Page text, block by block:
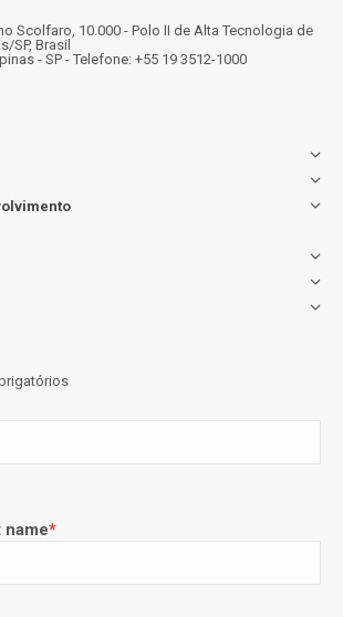
Scolfaro, 10.000 - Polo II de Alta Tecnologia de
SP, Brasil
- SP - Telefone: +55 19 3512-1000
*